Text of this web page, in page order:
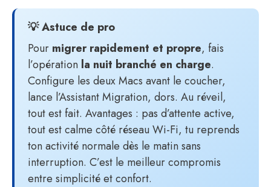
💡 Astuce de pro
Pour migrer rapidement et propre, fais
l’opération la nuit branché en charge.
Configure les deux Macs avant le coucher,
lance l’Assistant Migration, dors. Au réveil,
tout est fait. Avantages : pas d’attente active,
tout est calme côté réseau Wi-Fi, tu reprends
ton activité normale dès le matin sans
interruption. C’est le meilleur compromis
entre simplicité et confort.